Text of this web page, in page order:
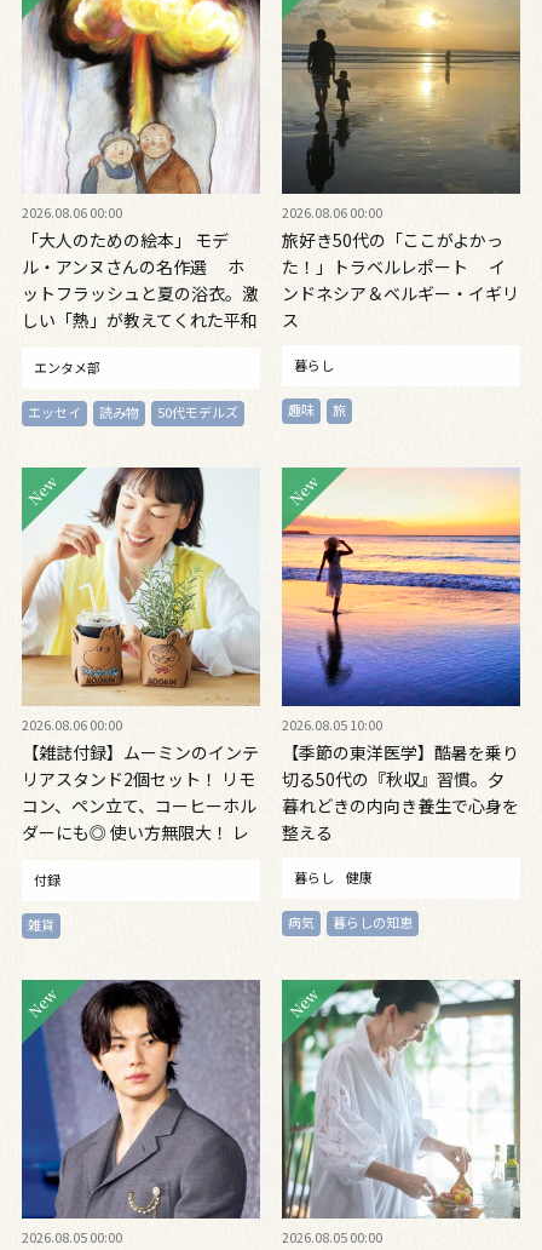
2026.08.06 00:00
「大人のための絵本」 モデ
ル・アンヌさんの名作選 ホ
ットフラッシュと夏の浴衣。激
しい「熱」が教えてくれた平和
『やばっ！』～vol.47
エンタメ部
エッセイ 読み物 50代モデルズ
2026.08.06 00:00
旅好き50代の「ここがよかっ
た！」トラベルレポート イ
ンドネシア＆ベルギー・イギリ
ス
暮らし
趣味 旅
2026.08.06 00:00
【雑誌付録】ムーミンのインテ
リアスタンド2個セット！ リモ
コン、ペン立て、コーヒーホル
ダーにも◎ 使い方無限大！ レ
スクのアクセントに！ 大人の
おしゃれ手帖９月号増刊
付録
雑貨
2026.08.05 10:00
【季節の東洋医学】酷暑を乗り
切る50代の『秋収』習慣。夕
暮れどきの内向き養生で心身を
整える
暮らし 健康
病気 暮らしの知恵
2026.08.05 00:00 2026.08.05 00:00